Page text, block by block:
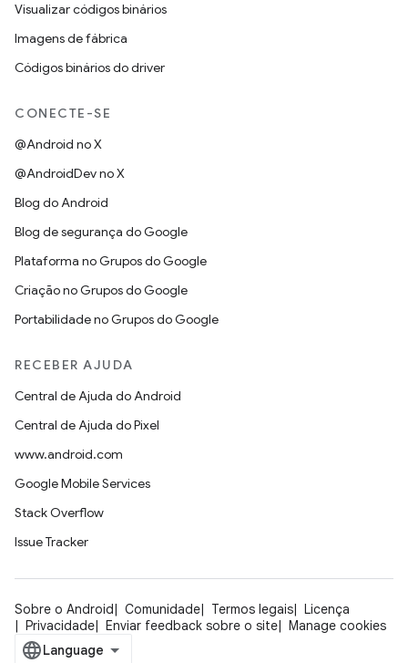
Visualizar códigos binários
Imagens de fábrica
Códigos binários do driver
CONECTE-SE
@Android no X
@AndroidDev no X
Blog do Android
Blog de segurança do Google
Plataforma no Grupos do Google
Criação no Grupos do Google
Portabilidade no Grupos do Google
RECEBER AJUDA
Central de Ajuda do Android
Central de Ajuda do Pixel
www.android.com
Google Mobile Services
Stack Overflow
Issue Tracker
Sobre o Android Comunidade Termos legais
Licença
Privacidade
Enviar feedback sobre o site Manage cookies